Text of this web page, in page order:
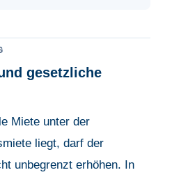
gesetzliche
Miete unter der
liegt, darf der
unbegrenzt erhöhen. In